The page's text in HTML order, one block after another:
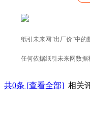
纸引未来网“出厂价”中
任何依据纸引未来网数
共0条 [查看全部] 相关